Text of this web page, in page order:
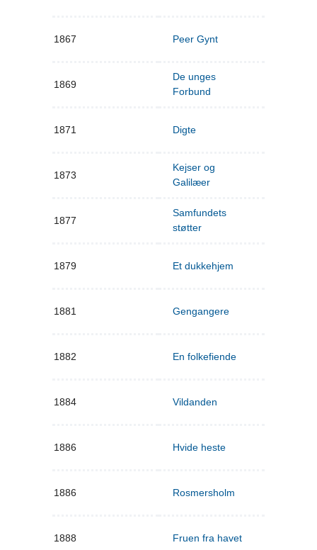
1867 Peer Gynt
1869
De unges
Forbund
1871 Digte
1873
Kejser og
Galilæer
1877
Samfundets
støtter
1879 Et dukkehjem
1881 Gengangere
1882 En folkefiende
1884 Vildanden
1886 Hvide heste
1886 Rosmersholm
1888 Fruen fra havet